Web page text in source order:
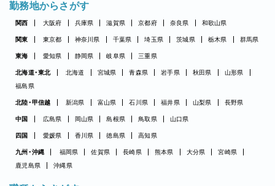
勤務地からさがす
関西 大阪府 兵庫県 滋賀県 京都府 奈良県 和歌山県
関東 東京都 神奈川県 千葉県 埼玉県 茨城県 栃木県 群馬県
東海 愛知県 静岡県 岐阜県 三重県
北海道・東北 北海道 宮城県 青森県 岩手県 秋田県
山形県
福島県
北陸・甲信越 新潟県 富山県 石川県 福井県 山梨県 長野県
中国 広島県 岡山県 島根県 鳥取県 山口県
四国 愛媛県 香川県 徳島県 高知県
九州・沖縄 福岡県 佐賀県 長崎県 熊本県 大分県
宮崎県
鹿児島県
沖縄県